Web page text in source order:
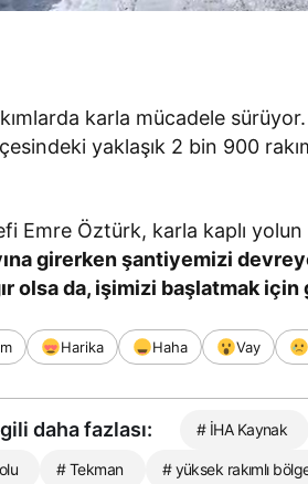
karla mücadele
yaklaşık 2 bin 900
Emre Öztürk, karla kaplı
girerken şantiyemizi
olsa da, işimizi başlatmak
Harika Haha Vay
daha fazlası: # İHA Kaynak
# Tekman # yüksek rakımlı